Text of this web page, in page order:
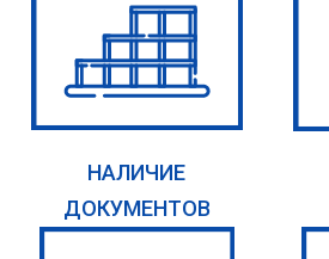
НАЛИЧИЕ
ДОКУМЕНТОВ